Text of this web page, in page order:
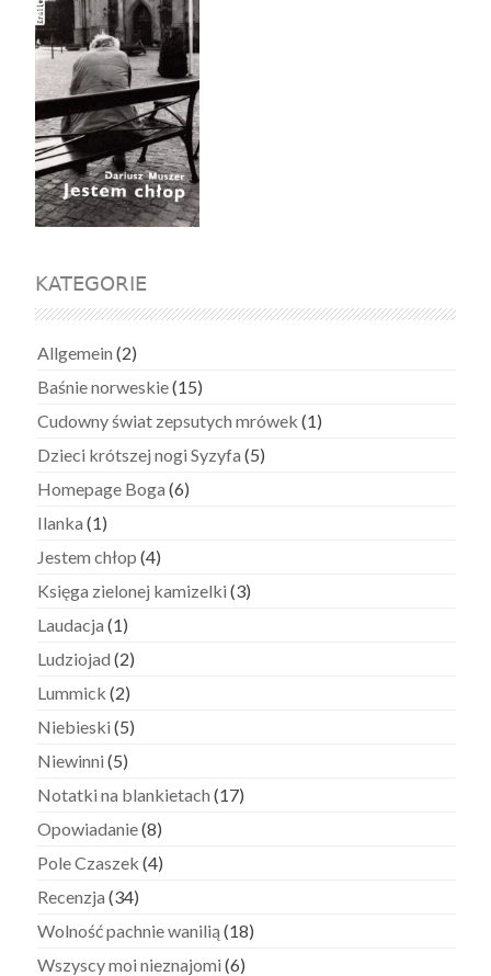
KATEGORIE
Allgemein (2)
Baśnie norweskie(15)
Cudowny świat zepsutych mrówek (1)
Dzieci krótszej nogi Syzyfa (5)
Homepage Boga (6)
Ilanka (1)
Jestem chłop (4)
Księga zielonej kamizelki (3)
Laudacja (1)
Ludziojad (2)
Lummick (2)
Niebieski (5)
Niewinni (5)
Notatki na blankietach (17)
Opowiadanie(8)
Pole Czaszek (4)
Recenzja (34)
Wolność pachnie wanilią (18)
Wszyscy moi nieznajomi (6)